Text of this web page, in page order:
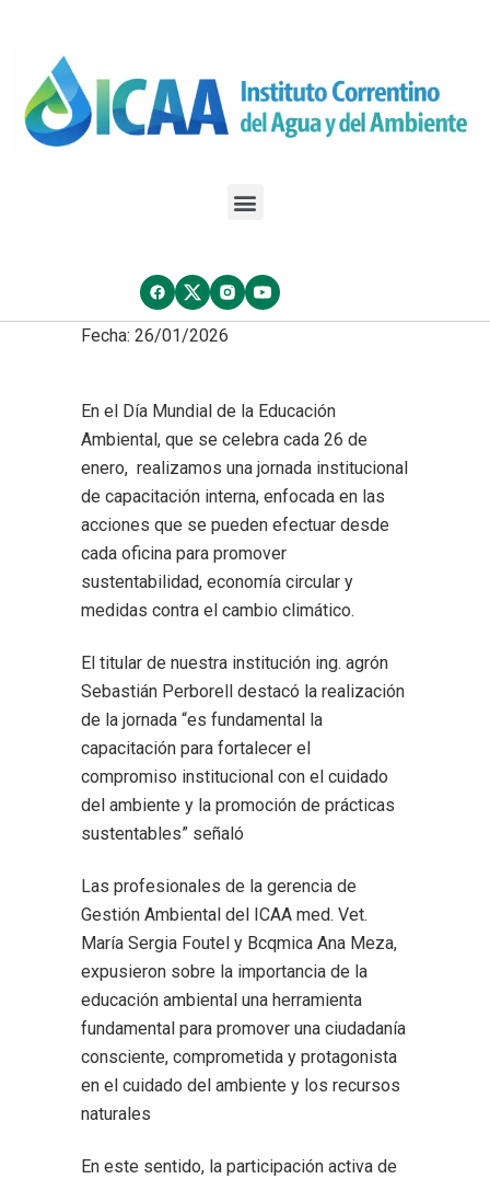
Fecha: 26/01/2026
En el Día Mundial de la Educación
Ambiental, que se celebra cada 26 de
enero, realizamos una jornada institucional
de capacitación interna, enfocada en las
acciones que se pueden efectuar desde
cada oficina para promover
sustentabilidad, economía circular y
medidas contra el cambio climático.
El titular de nuestra institución ing. agrón
Sebastián Perborell destacó la realización
de la jornada “es fundamental la
capacitación para fortalecer el
compromiso institucional con el cuidado
del ambiente y la promoción de prácticas
sustentables” señaló
Las profesionales de la gerencia de
Gestión Ambiental del ICAA med. Vet.
María Sergia Foutel y Bcqmica Ana Meza,
expusieron sobre la importancia de la
educación ambiental una herramienta
fundamental para promover una ciudadanía
consciente, comprometida y protagonista
en el cuidado del ambiente y los recursos
naturales
En este sentido, la participación activa de